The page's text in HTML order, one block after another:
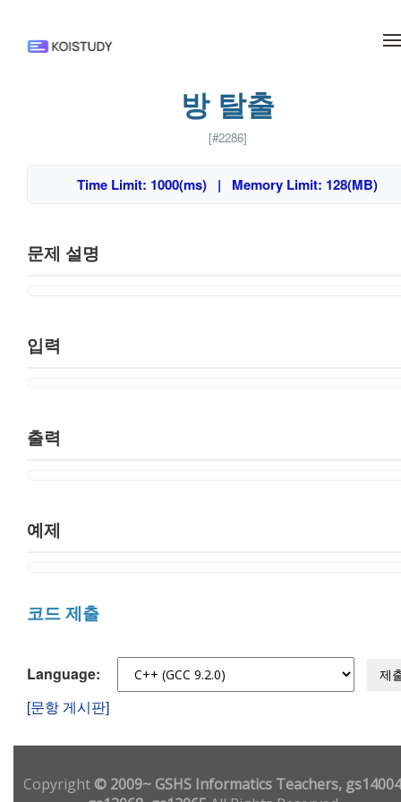
방 탈출
[#2286]
Time Limit: 1000(ms) | Memory Limit: 128(MB)
문제 설명
입력
출력
예제
코드 제출
Language: 제
[문항 게시판]
Copyright© 2009~ GSHS Informatics Teachers,